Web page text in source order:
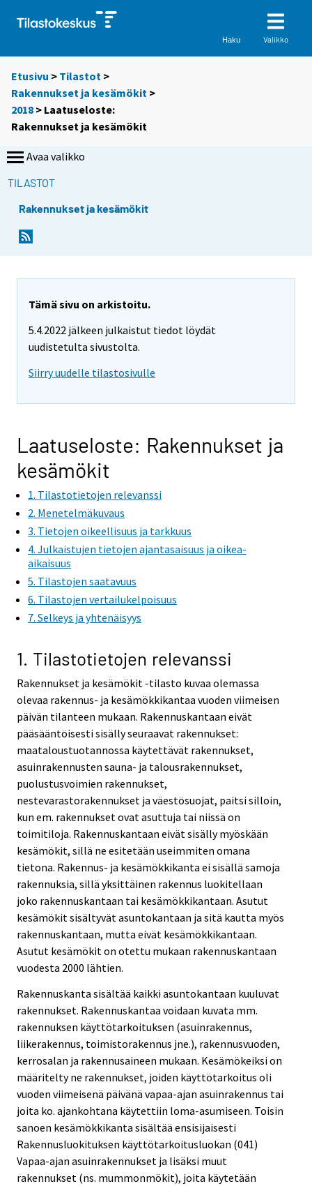
Haku Valikko
Etusivu > Tilastot >
Rakennukset ja kesämökit >
2018 > Laatuseloste:
Rakennukset ja kesämökit
Avaa valikko
TILASTOT
Rakennukset ja kesämökit
Tämä sivu on arkistoitu.
5.4.2022 jälkeen julkaistut tiedot löydät
uudistetulta sivustolta.
Siirry uudelle tilastosivulle
Laatuseloste: Rakennukset ja
kesämökit
1. Tilastotietojen relevanssi
2. Menetelmäkuvaus
3. Tietojen oikeellisuus ja tarkkuus
4. Julkaistujen tietojen ajantasaisuus ja oikea-
aikaisuus
5. Tilastojen saatavuus
6. Tilastojen vertailukelpoisuus
7. Selkeys ja yhtenäisyys
1. Tilastotietojen relevanssi
Rakennukset ja kesämökit -tilasto kuvaa olemassa
olevaa rakennus- ja kesämökkikantaa vuoden viimeisen
päivän tilanteen mukaan. Rakennuskantaan eivät
pääsääntöisesti sisälly seuraavat rakennukset:
maataloustuotannossa käytettävät rakennukset,
asuinrakennusten sauna- ja talousrakennukset,
puolustusvoimien rakennukset,
nestevarastorakennukset ja väestösuojat, paitsi silloin,
kun em. rakennukset ovat asuttuja tai niissä on
toimitiloja. Rakennuskantaan eivät sisälly myöskään
kesämökit, sillä ne esitetään useimmiten omana
tietona. Rakennus- ja kesämökkikanta ei sisällä samoja
rakennuksia, sillä yksittäinen rakennus luokitellaan
joko rakennuskantaan tai kesämökkikantaan. Asutut
kesämökit sisältyvät asuntokantaan ja sitä kautta myös
rakennuskantaan, mutta eivät kesämökkikantaan.
Asutut kesämökit on otettu mukaan rakennuskantaan
vuodesta 2000 lähtien.
Rakennuskanta sisältää kaikki asuntokantaan kuuluvat
rakennukset. Rakennuskantaa voidaan kuvata mm.
rakennuksen käyttötarkoituksen (asuinrakennus,
liikerakennus, toimistorakennus jne.), rakennusvuoden,
kerrosalan ja rakennusaineen mukaan. Kesämökeiksi on
määritelty ne rakennukset, joiden käyttötarkoitus oli
vuoden viimeisenä päivänä vapaa-ajan asuinrakennus tai
joita ko. ajankohtana käytettiin loma-asumiseen. Toisin
sanoen kesämökkikanta sisältää ensisijaisesti
Rakennusluokituksen käyttötarkoitusluokan (041)
Vapaa-ajan asuinrakennukset ja lisäksi muut
rakennukset (ns. mummonmökit), joita käytetään